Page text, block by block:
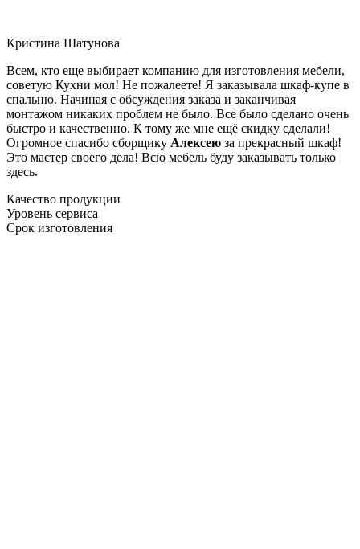
Кристина Шатунова
Всем, кто еще выбирает компанию для изготовления мебели,
советую Кухни мол! Не пожалеете! Я заказывала шкаф-купе в
спальню. Начиная с обсуждения заказа и заканчивая
монтажом никаких проблем не было. Все было сделано очень
быстро и качественно. К тому же мне ещё скидку сделали!
Огромное спасибо сборщику Алексею за прекрасный шкаф!
Это мастер своего дела! Всю мебель буду заказывать только
здесь.
Качество продукции
Уровень сервиса
Срок изготовления